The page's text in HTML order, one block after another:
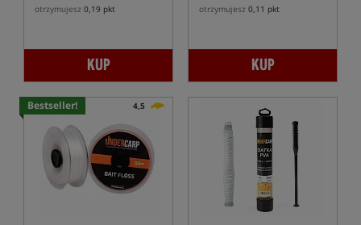
otrzymujesz 0,19 pkt
KUP
otrzymujesz 0,11 pkt
KUP
Bestseller! 4,5